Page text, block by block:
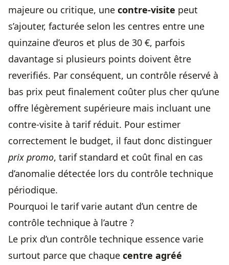
majeure ou critique, une contre-visite peut
s’ajouter, facturée selon les centres entre une
quinzaine d’euros et plus de 30 €, parfois
davantage si plusieurs points doivent être
reverifiés. Par conséquent, un contrôle réservé à
bas prix peut finalement coûter plus cher qu’une
offre légèrement supérieure mais incluant une
contre-visite à tarif réduit. Pour estimer
correctement le budget, il faut donc distinguer
prix promo, tarif standard et coût final en cas
d’anomalie détectée lors du contrôle technique
périodique.
Pourquoi le tarif varie autant d’un centre de
contrôle technique à l’autre ?
Le prix d’un contrôle technique essence varie
surtout parce que chaque centre agréé